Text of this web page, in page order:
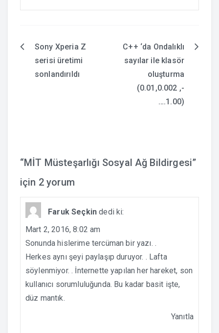
Yazı
gezinmesi
Sony Xperia Z
serisi üretimi
sonlandırıldı
C++ ‘da Ondalıklı
sayılar ile klasör
oluşturma
(0.01,0.002 ,-
….1.00)
“MİT Müsteşarlığı Sosyal Ağ Bildirgesi”
için 2 yorum
Faruk Seçkin dedi ki:
Mart 2, 2016, 8:02 am
Sonunda hislerime tercüman bir yazı. .
Herkes aynı şeyi paylaşıp duruyor. . Lafta
söylenmiyor. . İnternette yapılan her hareket, son
kullanıcı sorumluluğunda. Bu kadar basit işte,
düz mantık.
Yanıtla